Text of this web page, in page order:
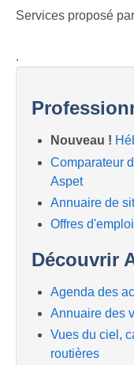
Services proposé par
.
Nouveau !
Comparateur
Aspet
Annuaire de
Offres
Découvrir
Agenda des
Annuaire des
Vues du ciel,
routières